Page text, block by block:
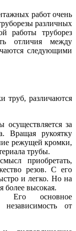
работ очень
различных
работы труборез
отличия между
следующими
труб, различаются
осуществляется за
Вращая рукоятку
режущей кромки,
трубы.
приобретать,
резов. С его
и легко. Но на
более высокая.
Его основное
от